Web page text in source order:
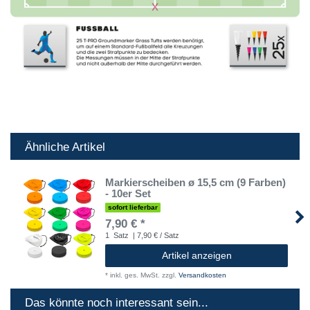
Ähnliche Artikel
Markierscheiben ø 15,5 cm (9 Farben)
- 10er Set
sofort lieferbar
7,90 € *
1 Satz | 7,90 € / Satz
Artikel anzeigen
* inkl. ges. MwSt. zzgl. Versandkosten
Das könnte noch interessant sein...